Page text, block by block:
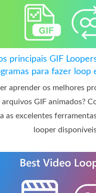
principais GIF
para fazer loop
aprender os melhores
arquivos GIF animados?
as excelentes
looper